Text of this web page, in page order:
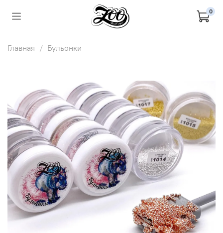
0
Главная Бульонки